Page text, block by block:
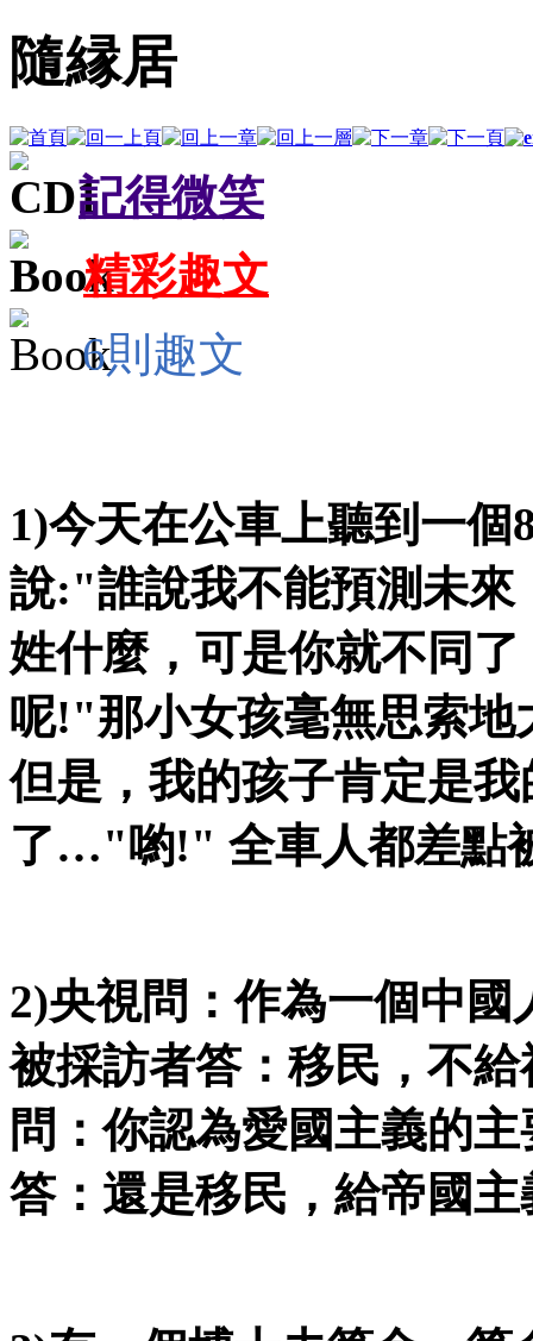
隨縁居
記得微笑
精彩趣文
6則趣文
1)今天在公車上聽到一個
說:"誰說我不能預測未
姓什麼，可是你就不同
呢!"那小女孩毫無思索地
但是，我的孩子肯定是
了…"喲!" 全車人都差點
2)央視問：作為一個中
被採訪者答：移民，不
問：你認為愛國主義的
答：還是移民，給帝國